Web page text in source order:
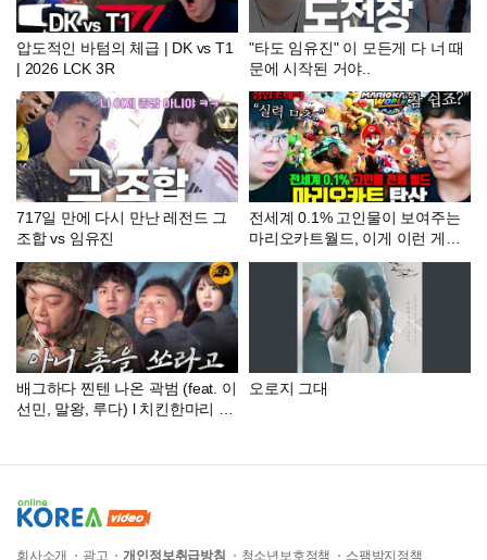
압도적인 바텀의 체급 | DK vs T1
| 2026 LCK 3R
"타도 임유진" 이 모든게 다 너 때
문에 시작된 거야..
717일 만에 다시 만난 레전드 그
조합 vs 임유진
전세계 0.1% 고인물이 보여주는
마리오카트월드, 이게 이런 게임
이라고..? | 탄산튜브 장인초대석
[테스터훈]
배그하다 찐텐 나온 곽범 (feat. 이
선민, 말왕, 루다) l 치킨한마리 e
오로지 그대
회사소개 광고 개인정보취급방침 청소년보호정책 스팸방지정책